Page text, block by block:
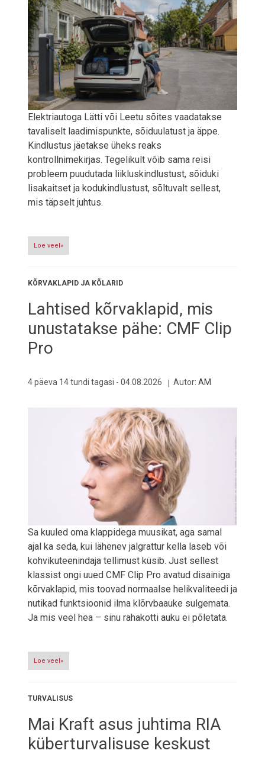
Elektriautoga Lätti või Leetu sõites vaadatakse
tavaliselt laadimispunkte, sõiduulatust ja äppe.
Kindlustus jäetakse üheks reaks
kontrollnimekirjas. Tegelikult võib sama reisi
probleem puudutada liikluskindlustust, sõiduki
lisakaitset ja kodukindlustust, sõltuvalt sellest,
mis täpselt juhtus.
Loe veel»
KÕRVAKLAPID JA KÕLARID
Lahtised kõrvaklapid, mis
unustatakse pähe: CMF Clip
Pro
4 päeva 14 tundi tagasi - 04.08.2026 Autor: AM
Sa kuuled oma klappidega muusikat, aga samal
ajal ka seda, kui lähenev jalgrattur kella laseb või
kohvikuteenindaja tellimust küsib. Just sellest
klassist ongi uued CMF Clip Pro avatud disainiga
kõrvaklapid, mis toovad normaalse helikvaliteedi ja
nutikad funktsioonid ilma klõrvbaauke sulgemata.
Ja mis veel hea – sinu rahakotti auku ei põletata.
Loe veel»
TURVALISUS
Mai Kraft asus juhtima RIA
küberturvalisuse keskust